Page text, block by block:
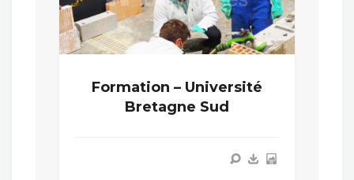
Formation – Université
Bretagne Sud